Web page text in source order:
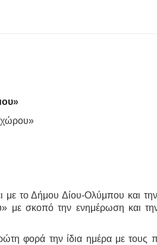
»
το Δήμου Δίου-Ολύμπου και
» με σκοπό την ενημέρωση και
φορά την ίδια ημέρα με τους